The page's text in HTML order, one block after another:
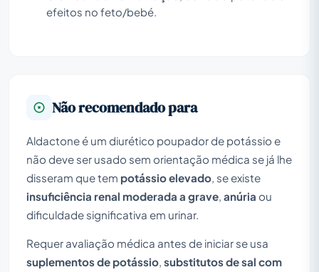
efeitos no feto/bebé.
Não recomendado para
Aldactone é um diurético poupador de potássio e
não deve ser usado sem orientação médica se já lhe
disseram que tem potássio elevado , se existe
insuficiência renal moderada a grave anúria ou
dificuldade significativa em urinar.
Requer avaliação médica antes de iniciar se usa
suplementos de potássio substitutos de sal com